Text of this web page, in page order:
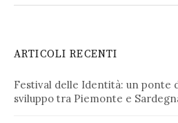
ARTICOLI RECENTI
Festival delle Identità: un ponte
sviluppo tra Piemonte e